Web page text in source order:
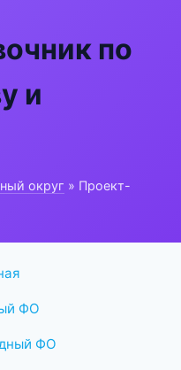
по
и
округ » Проект-
ФО
ФО